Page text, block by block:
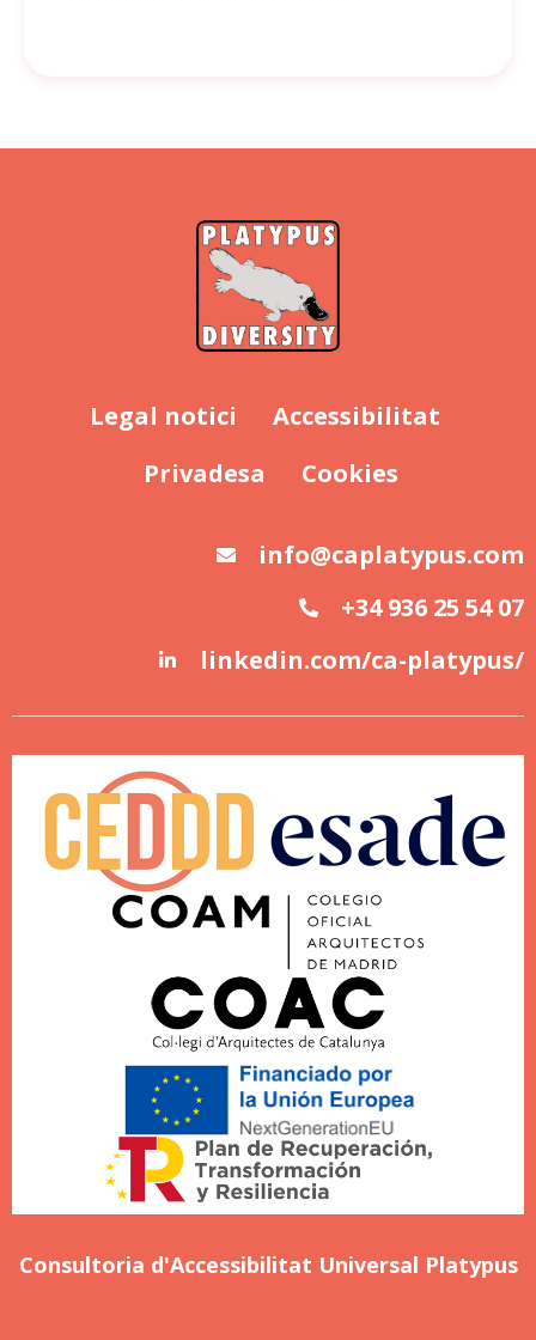
Legal notici
Accessibilitat
Privadesa
Cookies
info@caplatypus.com
+34 936 25 54 07
linkedin.com/ca-platypus/
Consultoria d'Accessibilitat Universal Platypus